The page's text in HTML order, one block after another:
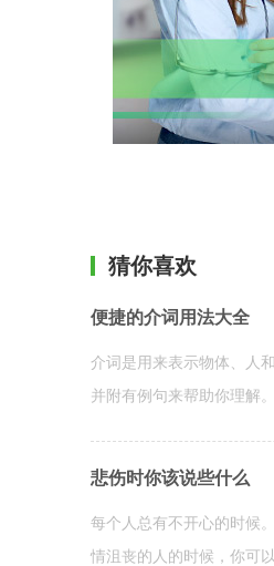
猜你喜欢
便捷的介词用法大全
介词是用来表示物体、人
并附有例句来帮助你理解
悲伤时你该说些什么
每个人总有不开心的时候
情沮丧的人的时候，你可